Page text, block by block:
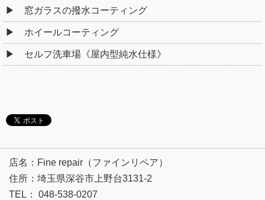
窓ガラスの撥水コーティング
ホイールコーティング
セルフ洗車場《屋内型純水仕様》
店名：Fine repair（ファインリペア）
住所：埼玉県深谷市上野台3131-2
TEL： 048-538-0207